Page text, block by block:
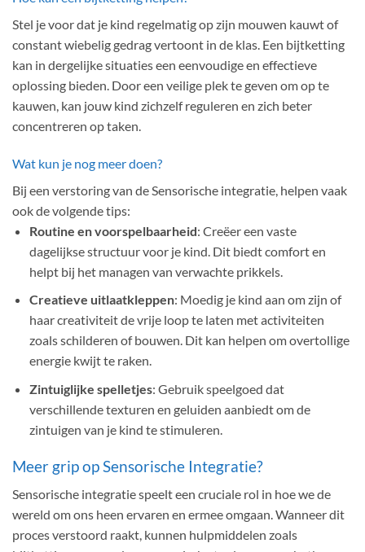
Stel je voor dat je kind regelmatig op zijn mouwen kauwt of
constant wiebelig gedrag vertoont in de klas. Een bijtketting
kan in dergelijke situaties een eenvoudige en effectieve
oplossing bieden. Door een veilige plek te geven om op te
kauwen, kan jouw kind zichzelf reguleren en zich beter
concentreren op taken.
Wat kun je nog meer doen?
Bij een verstoring van de Sensorische integratie, helpen vaak
ook de volgende tips:
Routine en voorspelbaarheid: Creëer een vaste
dagelijkse structuur voor je kind. Dit biedt comfort en
helpt bij het managen van verwachte prikkels.
Creatieve uitlaatkleppen: Moedig je kind aan om zijn of
haar creativiteit de vrije loop te laten met activiteiten
zoals schilderen of bouwen. Dit kan helpen om overtollige
energie kwijt te raken.
Zintuiglijke spelletjes: Gebruik speelgoed dat
verschillende texturen en geluiden aanbiedt om de
zintuigen van je kind te stimuleren.
Meer grip op Sensorische Integratie?
Sensorische integratie speelt een cruciale rol in hoe we de
wereld om ons heen ervaren en ermee omgaan. Wanneer dit
proces verstoord raakt, kunnen hulpmiddelen zoals